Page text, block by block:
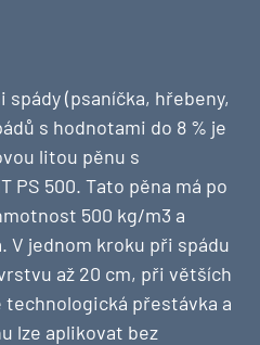
(psaníčka, hřebeny,
s hodnotami do 8 % je
litou pěnu s
PS 500. Tato pěna má po
500 kg/m3 a
V jednom kroku při spádu
až 20 cm, při větších
přestávka a
lze aplikovat bez